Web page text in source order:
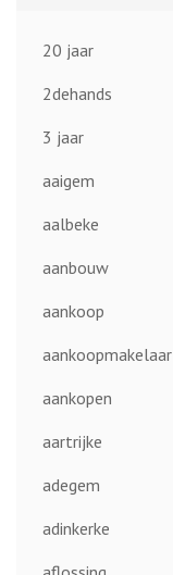
20 jaar
2dehands
3 jaar
aaigem
aalbeke
aanbouw
aankoop
aankoopmakelaar
aankopen
aartrijke
adegem
adinkerke